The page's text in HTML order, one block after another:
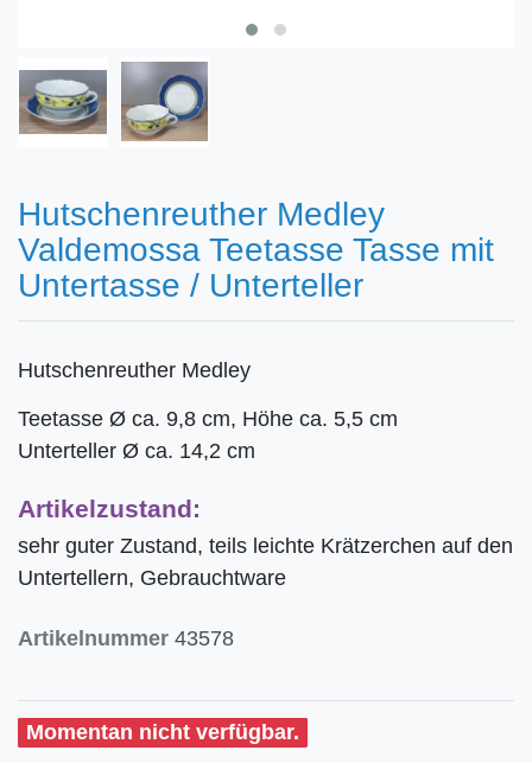
Hutschenreuther Medley
Valdemossa Teetasse Tasse mit
Untertasse / Unterteller
Hutschenreuther Medley
Teetasse Ø ca. 9,8 cm, Höhe ca. 5,5 cm
Unterteller Ø ca. 14,2 cm
Artikelzustand:
sehr guter Zustand, teils leichte Krätzerchen auf den
Untertellern, Gebrauchtware
Artikelnummer 43578
Momentan nicht verfügbar.